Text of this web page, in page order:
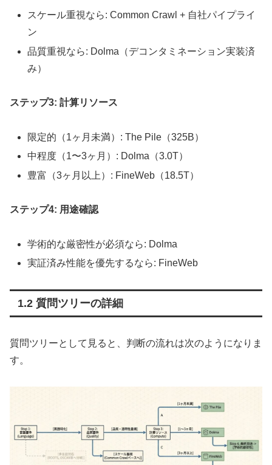
スケール重視なら: Common Crawl + 自社パイプライ
ン
品質重視なら: Dolma（デコンタミネーション実装済
み）
ステップ3: 計算リソース
限定的（1ヶ月未満）: The Pile（325B）
中程度（1〜3ヶ月）: Dolma（3.0T）
豊富（3ヶ月以上）: FineWeb（18.5T）
ステップ4: 用途確認
学術的な厳密性が必須なら: Dolma
実証済み性能を優先するなら: FineWeb
1.2 質問ツリーの詳細
質問ツリーとして見ると、判断の流れは次のようになりま
す。